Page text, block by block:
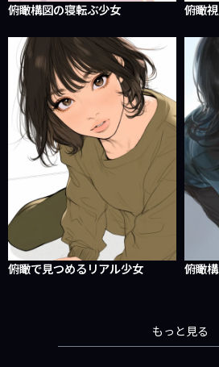
俯瞰構図の寝転ぶ少女 俯瞰
俯瞰で見つめるリアル少女 俯瞰
もっと見る